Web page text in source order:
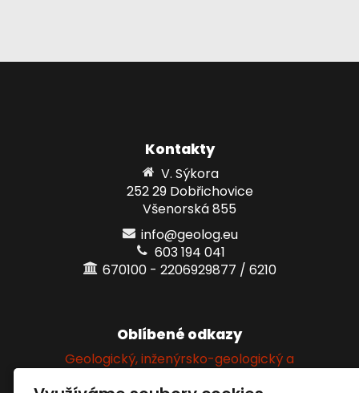
Kontakty
V. Sýkora
252 29 Dobřichovice
Všenorská 855
info@geolog.eu
603 194 041
670100 - 2206929877 / 6210
Oblíbené odkazy
Geologický, inženýrsko-geologický a